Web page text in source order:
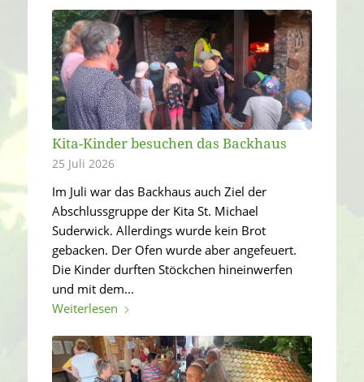
Kita-Kinder besuchen das Backhaus
25 Juli 2026
Im Juli war das Backhaus auch Ziel der
Abschlussgruppe der Kita St. Michael
Suderwick. Allerdings wurde kein Brot
gebacken. Der Ofen wurde aber angefeuert.
Die Kinder durften Stöckchen hineinwerfen
und mit dem...
Weiterlesen